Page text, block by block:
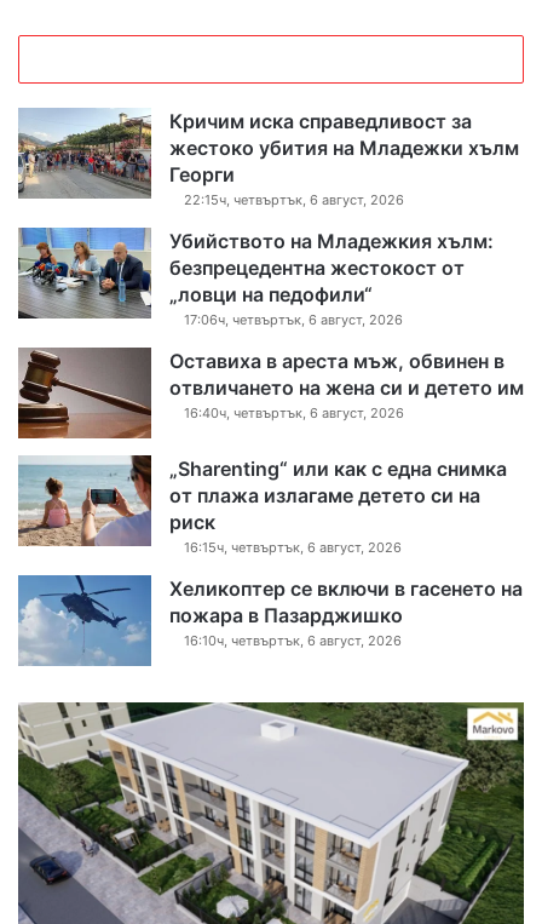
Кричим иска справедливост за
жестоко убития на Младежки хълм
Георги
22:15ч, четвъртък, 6 август, 2026
Убийството на Младежкия хълм:
безпрецедентна жестокост от
„ловци на педофили“
17:06ч, четвъртък, 6 август, 2026
Оставиха в ареста мъж, обвинен в
отвличането на жена си и детето им
16:40ч, четвъртък, 6 август, 2026
„Sharenting“ или как с една снимка
от плажа излагаме детето си на
риск
16:15ч, четвъртък, 6 август, 2026
Хеликоптер се включи в гасенето на
пожара в Пазарджишко
16:10ч, четвъртък, 6 август, 2026